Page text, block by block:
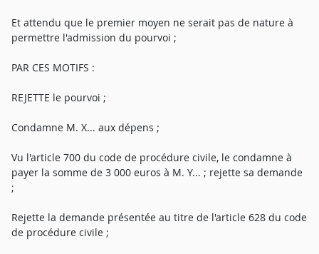
Et attendu que le premier moyen ne serait pas de nature à
permettre l'admission du pourvoi ;
PAR CES MOTIFS :
REJETTE le pourvoi ;
Condamne M. X... aux dépens ;
Vu l'article 700 du code de procédure civile, le condamne à
payer la somme de 3 000 euros à M. Y... ; rejette sa demande
;
Rejette la demande présentée au titre de l'article 628 du code
de procédure civile ;